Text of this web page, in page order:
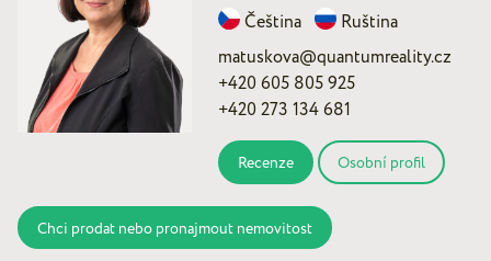
Čeština
Ruština
matuskova@quantumreality.cz
+420 605 805 925
+420 273 134 681
Recenze Osobní profil
Chci prodat nebo pronajmout nemovitost